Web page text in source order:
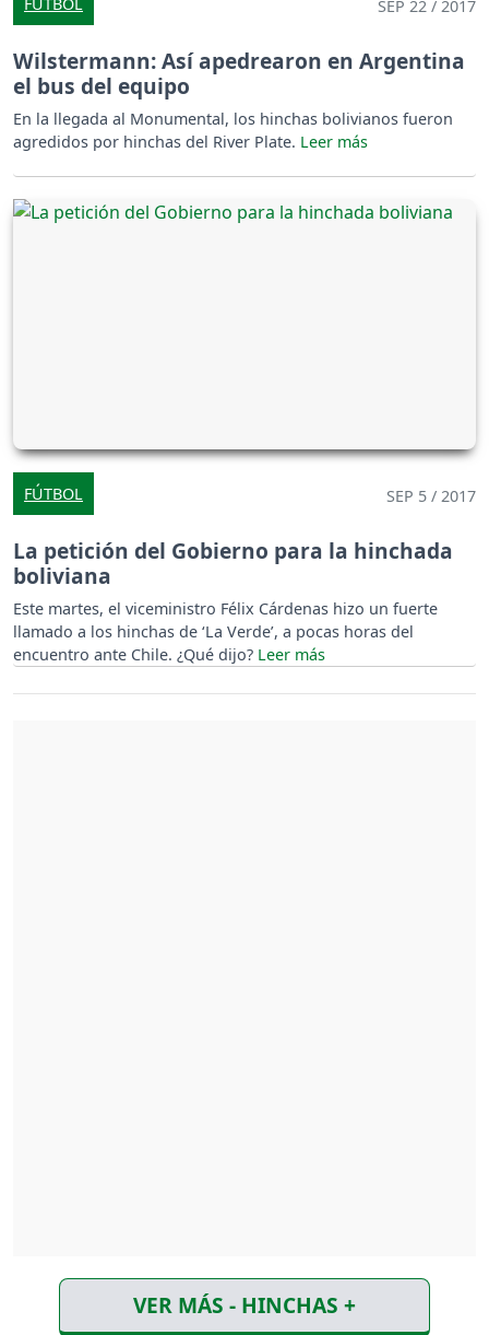
SEP 22 / 2017
Wilstermann: Así apedrearon en Argentina
el bus del equipo
En la llegada al Monumental, los hinchas bolivianos fueron
agredidos por hinchas del River Plate.
FÚTBOL SEP 5 / 2017
La petición del Gobierno para la hinchada
boliviana
Este martes, el viceministro Félix Cárdenas hizo un fuerte
llamado a los hinchas de ‘La Verde’, a pocas horas del
encuentro ante Chile. ¿Qué dijo?
VER MÁS - HINCHAS +